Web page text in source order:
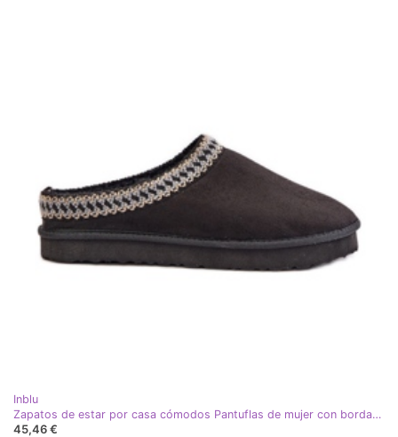
Inblu
Zapatos de estar por casa cómodos Pantuflas de mujer con bordado Inblu FX000021 Negro
45,46 €